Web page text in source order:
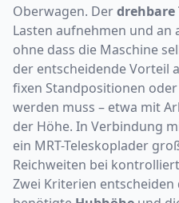
Oberwagen. Derdrehbare
Lasten aufnehmen und an
ohne dass die Maschine
der entscheidende Vorteil
fixen Standpositionen
werden muss – etwa mit
der Höhe. In Verbindung
ein MRT-Teleskoplader
Reichweiten bei
Zwei Kriterien